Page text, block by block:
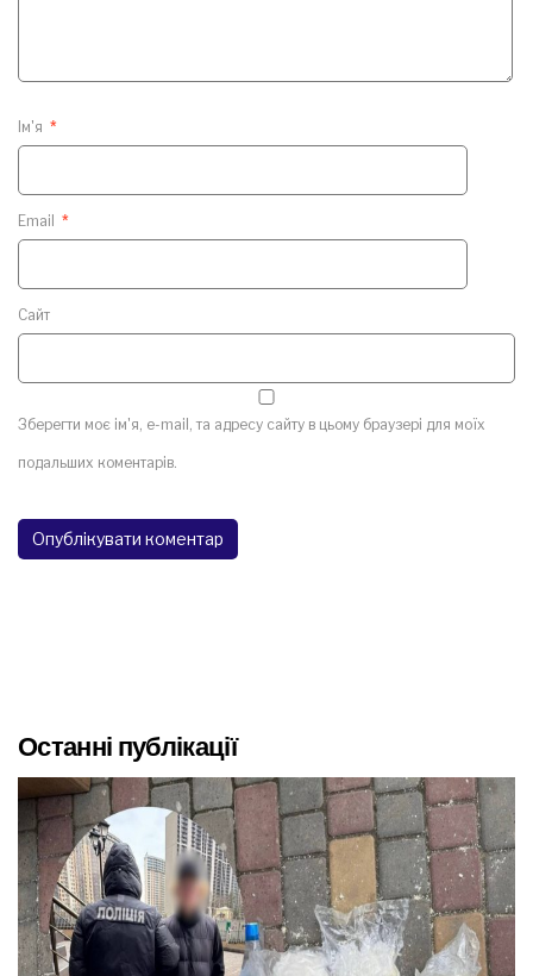
Ім'я *
Email *
Сайт
Зберегти моє ім'я, e-mail, та адресу сайту в цьому браузері для моїх
подальших коментарів.
Останні публікації